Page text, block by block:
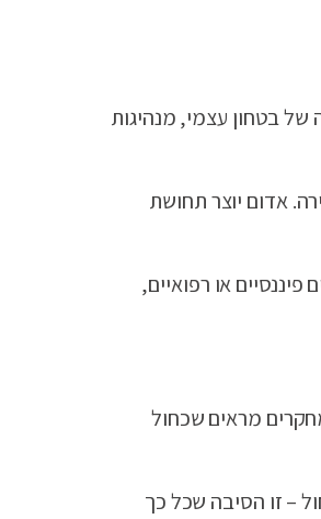
של בטחון עצמי, מנהיגות
אדום יוצר תחושת
או רפואיים,
מראים שכחול
– זו הסיבה שכל כך